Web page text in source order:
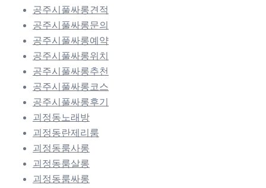
공주시풀싸롱견적
공주시풀싸롱문의
공주시풀싸롱예약
공주시풀싸롱위치
공주시풀싸롱추천
공주시풀싸롱코스
공주시풀싸롱후기
괴정동노래방
괴정동란제리룸
괴정동룸사롱
괴정동룸살롱
괴정동룸싸롱